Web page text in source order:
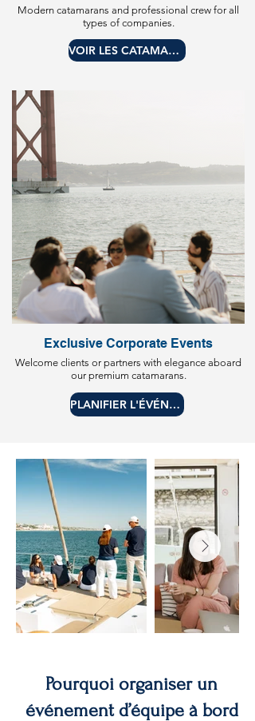
Modern catamarans and professional crew for all
types of companies.
Exclusive Corporate Events
Welcome clients or partners with elegance aboard
our premium catamarans.
PLANIFIER L'ÉVÉNEMENT
VOIR LES CATAMARANS
Pourquoi organiser un
événement d’équipe à bord